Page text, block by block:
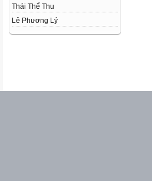
Thái Thể Thu
Lê Phương Lý